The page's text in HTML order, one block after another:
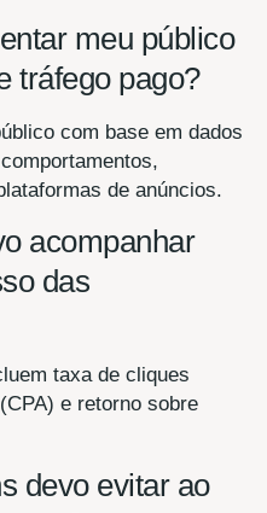
meu público
tráfego pago?
com base em dados
de anúncios.
acompanhar
das
taxa de cliques
e retorno sobre
devo evitar ao